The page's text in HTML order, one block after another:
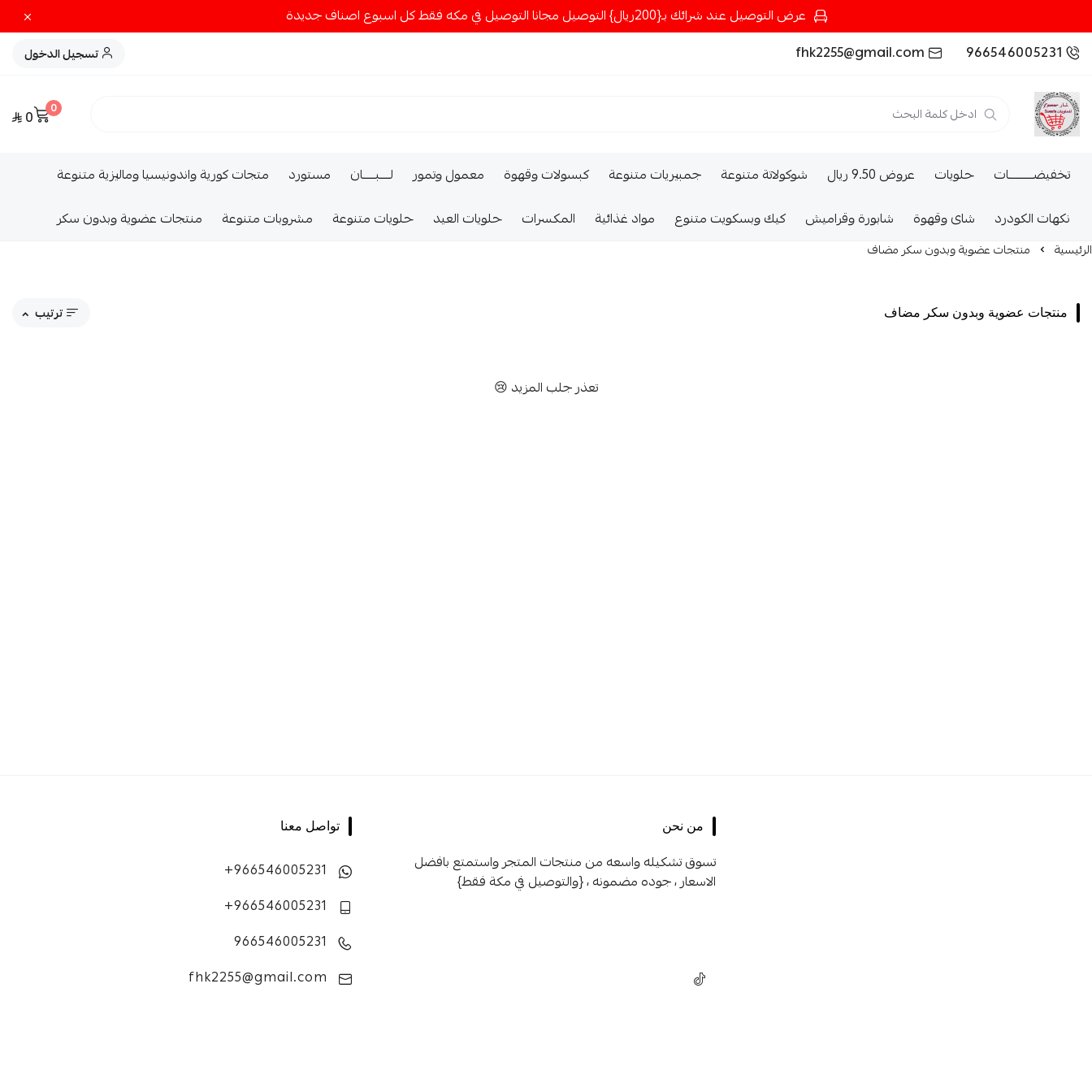
عرض التوصيل عند شرائك بـ{200ريال} التوصيل مجانا التوصيل في مكه فقط كل اسبوع اصناف جديدة
966546005231
fhk2255@gmail.com تسجيل الدخول
0
0
تخفيضــــــــــات حلويات عروض 9.50 ريال شوكولاتة متنوعة جمبيريات متنوعة كبسولات وقهوة معمول وتمور لــــبـــــان مستورد
متجات كورية واندونيسيا وماليزية متنوعة
نكهات الكودرد
شاى وقهوة شابورة وقراميش كيك وبسكويت متنوع مواد غذائية المكسرات حلويات العيد حلويات متنوعة مشروبات متنوعة منتجات عضوية وبدون سكر
الرئيسية منتجات عضوية وبدون سكر مضاف
منتجات عضوية وبدون سكر مضاف ترتيب
تعذر جلب المزيد 😢
من نحن
تسوق تشكيله واسعه من منتجات المتجر واستمتع بافضل
الاسعار ، جوده مضمونه ، {والتوصيل في مكة فقط}
تواصل معنا
+966546005231
+966546005231
966546005231
fhk2255@gmail.com